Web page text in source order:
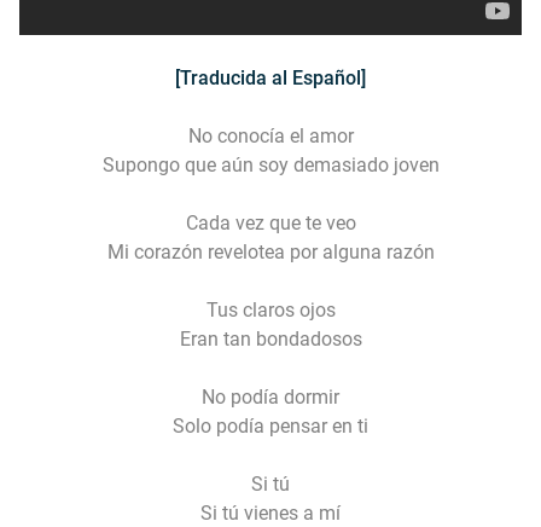
[Traducida al Español]
No conocía el amor
Supongo que aún soy demasiado joven
Cada vez que te veo
Mi corazón revelotea por alguna razón
Tus claros ojos
Eran tan bondadosos
No podía dormir
Solo podía pensar en ti
Si tú
Si tú vienes a mí